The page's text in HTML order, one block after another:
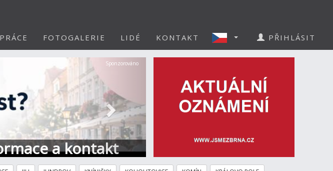
PRÁCE FOTOGALERIE LIDÉ KONTAKT PŘIHLÁSIT
a kontakt
Další
Sponzorováno